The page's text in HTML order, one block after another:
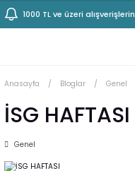
1000 TL ve üzeri
Anasayfa Bloglar Genel
İSG HAFTASI
Genel